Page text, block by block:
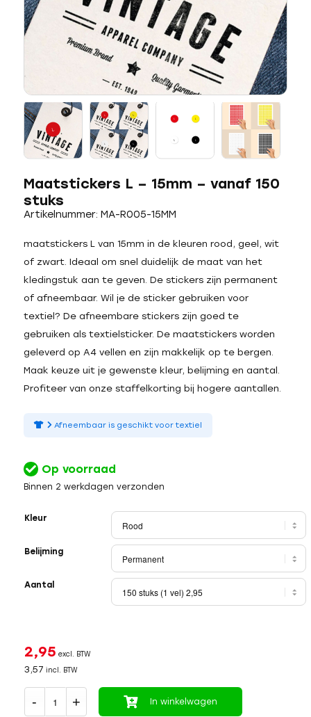
Maatstickers L – 15mm – vanaf 150
stuks
Artikelnummer: MA-R005-15MM
maatstickers L van 15mm in de kleuren rood, geel, wit
of zwart. Ideaal om snel duidelijk de maat van het
kledingstuk aan te geven. De stickers zijn permanent
of afneembaar. Wil je de sticker gebruiken voor
textiel? De afneembare stickers zijn goed te
gebruiken als textielsticker. De maatstickers worden
geleverd op A4 vellen en zijn makkelijk op te bergen.
Maak keuze uit je gewenste kleur, belijming en aantal.
Profiteer van onze staffelkorting bij hogere aantallen.
Afneembaar is geschikt voor textiel
Op voorraad
Binnen 2 werkdagen verzonden
Kleur
Belijming
Aantal
2,95 excl. BTW
3,57 incl. BTW
In winkelwagen